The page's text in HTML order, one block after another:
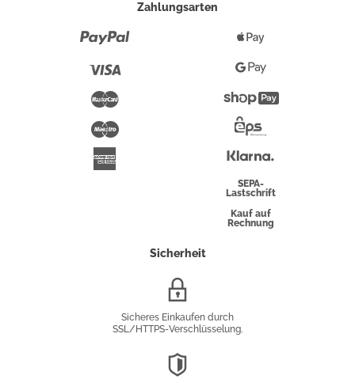
Zahlungsarten
Maestro
Pay
Google
Pay
Überweisung
SEPA-
Lastschrift
Kauf auf
Rechnung
Sicherheit
Sicheres Einkaufen durch
SSL/HTTPS-Verschlüsselung.